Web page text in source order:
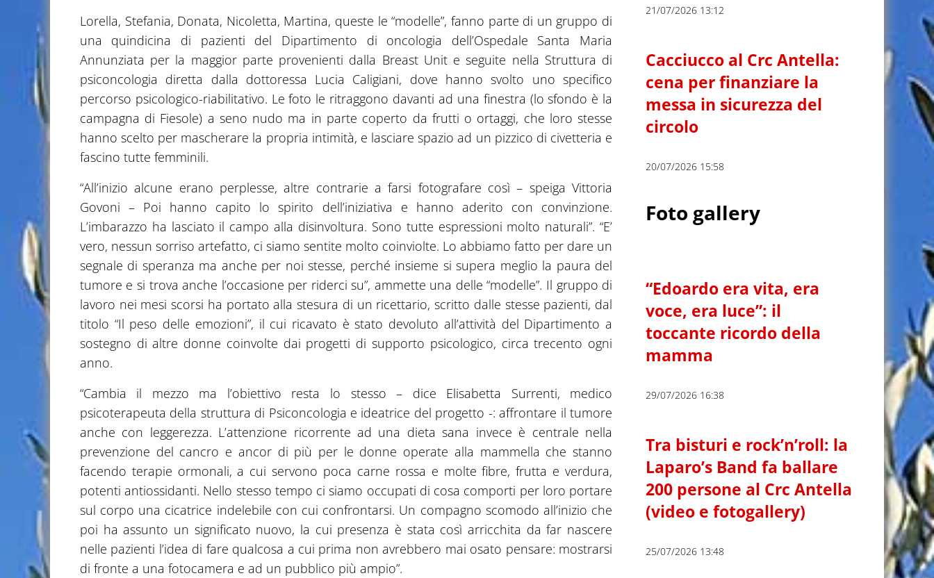
Lorella, Stefania, Donata, Nicoletta, Martina, queste le “modelle”, fanno parte di un gruppo di
una quindicina di pazienti del Dipartimento di oncologia dell’Ospedale Santa Maria
Annunziata per la maggior parte provenienti dalla Breast Unit e seguite nella Struttura di
psiconcologia diretta dalla dottoressa Lucia Caligiani, dove hanno svolto uno specifico
percorso psicologico-riabilitativo. Le foto le ritraggono davanti ad una finestra (lo sfondo è la
campagna di Fiesole) a seno nudo ma in parte coperto da frutti o ortaggi, che loro stesse
hanno scelto per mascherare la propria intimità, e lasciare spazio ad un pizzico di civetteria e
fascino tutte femminili.
“All’inizio alcune erano perplesse, altre contrarie a farsi fotografare così – speiga Vittoria
Govoni – Poi hanno capito lo spirito dell’iniziativa e hanno aderito con convinzione.
L’imbarazzo ha lasciato il campo alla disinvoltura. Sono tutte espressioni molto naturali”. “E’
vero, nessun sorriso artefatto, ci siamo sentite molto coinviolte. Lo abbiamo fatto per dare un
segnale di speranza ma anche per noi stesse, perché insieme si supera meglio la paura del
tumore e si trova anche l’occasione per riderci su”, ammette una delle “modelle”. Il gruppo di
lavoro nei mesi scorsi ha portato alla stesura di un ricettario, scritto dalle stesse pazienti, dal
titolo “Il peso delle emozioni”, il cui ricavato è stato devoluto all’attività del Dipartimento a
sostegno di altre donne coinvolte dai progetti di supporto psicologico, circa trecento ogni
anno.
“Cambia il mezzo ma l’obiettivo resta lo stesso – dice Elisabetta Surrenti, medico
psicoterapeuta della struttura di Psiconcologia e ideatrice del progetto -: affrontare il tumore
anche con leggerezza. L’attenzione ricorrente ad una dieta sana invece è centrale nella
prevenzione del cancro e ancor di più per le donne operate alla mammella che stanno
facendo terapie ormonali, a cui servono poca carne rossa e molte fibre, frutta e verdura,
potenti antiossidanti. Nello stesso tempo ci siamo occupati di cosa comporti per loro portare
sul corpo una cicatrice indelebile con cui confrontarsi. Un compagno scomodo all’inizio che
poi ha assunto un significato nuovo, la cui presenza è stata così arricchita da far nascere
nelle pazienti l’idea di fare qualcosa a cui prima non avrebbero mai osato pensare: mostrarsi
di fronte a una fotocamera e ad un pubblico più ampio”.
21/07/2026 13:12
Cacciucco al Crc Antella:
cena per finanziare la
messa in sicurezza del
circolo
20/07/2026 15:58
Foto gallery
“Edoardo era vita, era
voce, era luce”: il
toccante ricordo della
mamma
29/07/2026 16:38
Tra bisturi e rock’n’roll: la
Laparo’s Band fa ballare
200 persone al Crc Antella
(video e fotogallery)
25/07/2026 13:48